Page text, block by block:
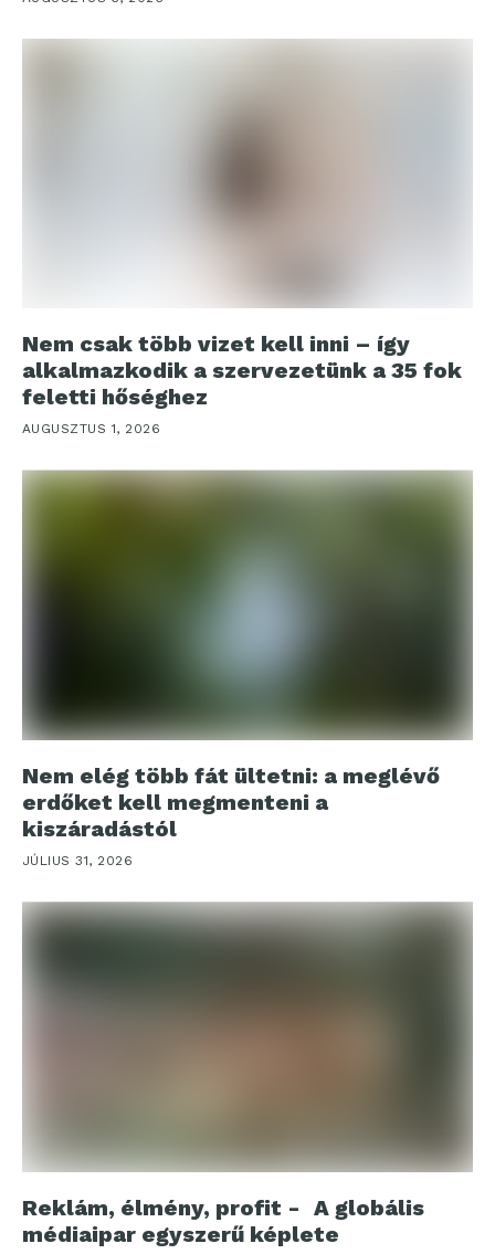
Nem csak több vizet kell inni – így
alkalmazkodik a szervezetünk a 35 fok
feletti hőséghez
AUGUSZTUS 1, 2026
Nem elég több fát ültetni: a meglévő
erdőket kell megmenteni a
kiszáradástól
JÚLIUS 31, 2026
Reklám, élmény, profit - A globális
médiaipar egyszerű képlete